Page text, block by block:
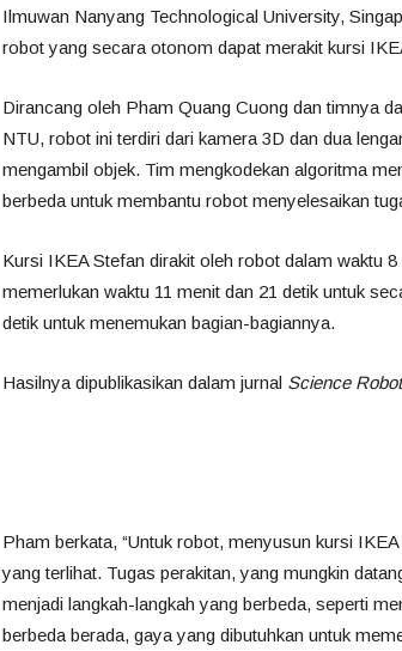
Ilmuwan Nanyang Technological University,
robot yang secara otonom dapat merakit kursi
Dirancang oleh Pham Quang Cuong dan timnya
NTU, robot ini terdiri dari kamera 3D dan dua
mengambil objek. Tim mengkodekan algoritma
berbeda untuk membantu robot menyelesaikan
Kursi IKEA Stefan dirakit oleh robot dalam waktu
memerlukan waktu 11 menit dan 21 detik untuk
detik untuk menemukan bagian-bagiannya.
Hasilnya dipublikasikan dalam jurnal Science
Pham berkata, “Untuk robot, menyusun kursi
yang terlihat. Tugas perakitan, yang mungkin
menjadi langkah-langkah yang berbeda, seperti
berbeda berada, gaya yang dibutuhkan untuk